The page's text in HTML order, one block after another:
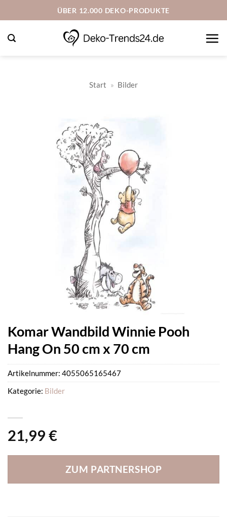
Inhalt
springen
ÜBER 12.000 DEKO-PRODUKTE
Start » Bilder
Komar Wandbild Winnie Pooh
Hang On 50 cm x 70 cm
21,99 €
ZUM PARTNERSHOP
Artikelnummer: 4055065165467
Kategorie: Bilder